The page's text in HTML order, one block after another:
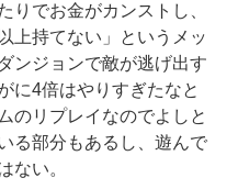
でお金がカンストし、
上持てない」というメッ
ンジョンで敵が逃げ出す
に4倍はやりすぎたなと
のリプレイなのでよしと
る部分もあるし、遊んで
ない。